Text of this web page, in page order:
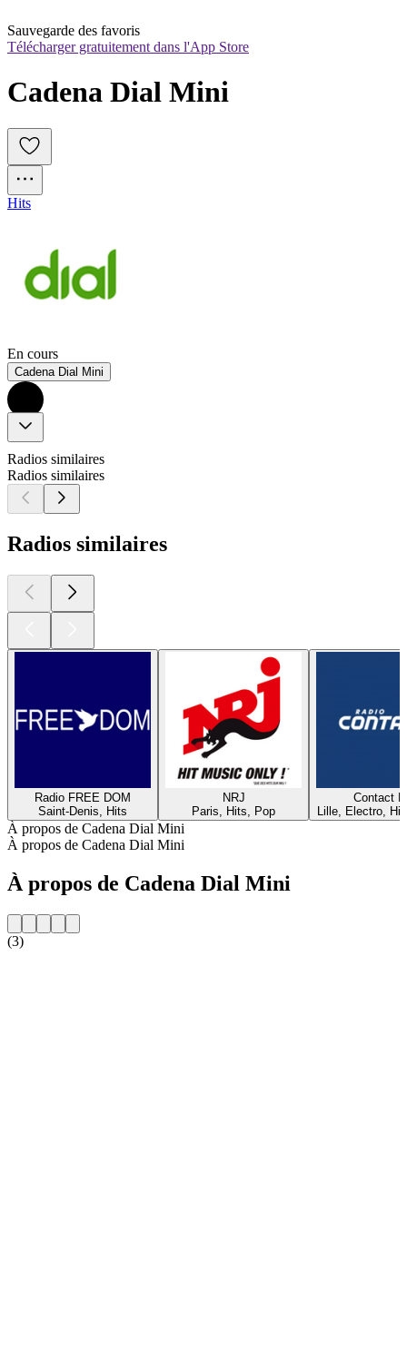
Sauvegarde des favoris
Télécharger gratuitement dans l'App Store
Cadena Dial Mini
Hits
En cours
Cadena Dial Mini
Radios similaires
Radios similaires
Radios similaires
Radio FREE DOM
Saint-Denis, Hits
NRJ
Paris, Hits, Pop
Contact
Lille, Electro,
À propos de Cadena Dial Mini
À propos de Cadena Dial Mini
À propos de Cadena Dial Mini
(3)